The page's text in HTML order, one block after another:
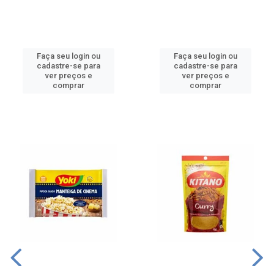
Faça seu login ou
cadastre-se para
ver preços e
comprar
Faça seu login ou
cadastre-se para
ver preços e
comprar